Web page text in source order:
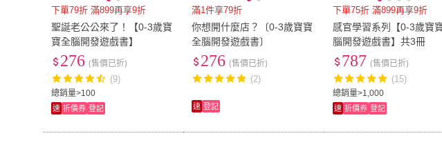
下單79折 滿899再享9折
聖誕老公公來了！【0-3歲寶
寶全腦開發遊戲書】
總銷量>100
276 (售價已折)
(9)
速 折價券 登記
滿1件享79折
你想開什麼店？〔0-3歲寶寶
全腦開發遊戲書〕
276 (售價已折)
(2)
速 登記
下單75折 滿899再享9折
感官學習系列【0-3歲寶
腦開發遊戲書】共3冊
總銷量>1,000
787 (售價已折)
(15)
速 折價券 登記